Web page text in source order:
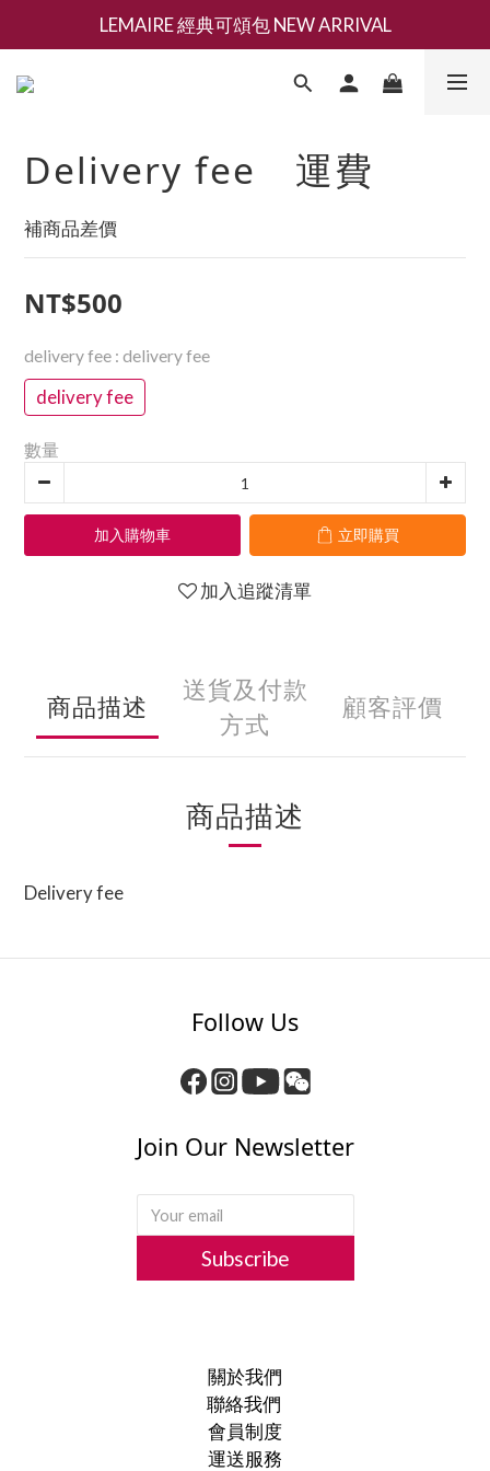
新會員募集現領抵用千元購物金
LEMAIRE 經典可頌包 NEW ARRIVAL
香氛 / 家居 / 餐廚 [ 全館折上兩件9折，三件享85折 】
Delivery fee 運費
補商品差價
NT$500
delivery fee : delivery fee
delivery fee
數量
加入購物車 立即購買
加入追蹤清單
商品描述
送貨及付款
方式
顧客評價
商品描述
Delivery fee
Follow Us
Join Our Newsletter
Subscribe
關於我們
聯絡我們
會員制度
運送服務